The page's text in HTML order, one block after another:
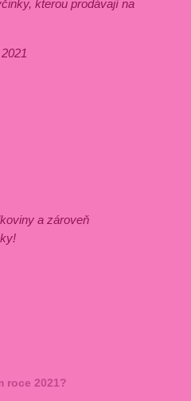
kterou prodávají na
a zároveň
roce 2021?